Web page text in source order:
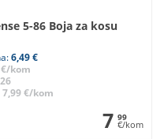
5-86 Boja za kosu
6,49 €
kom
7,99 €/kom
7 99
€/kom